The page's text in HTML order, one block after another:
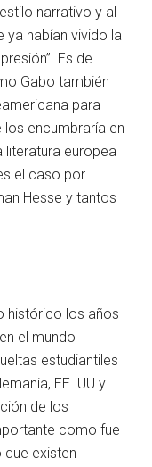
narrativo y al
ya habían vivido la
Es de
Gabo también
para
los encumbraría en
literatura europea
el caso por
Hesse y tantos
histórico los años
el mundo
estudiantiles
EE. UU y
de los
como fue
que existen